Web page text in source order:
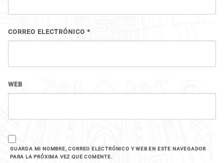
CORREO ELECTRÓNICO *
WEB
GUARDA MI NOMBRE, CORREO ELECTRÓNICO Y WEB EN ESTE NAVEGADOR
PARA LA PRÓXIMA VEZ QUE COMENTE.